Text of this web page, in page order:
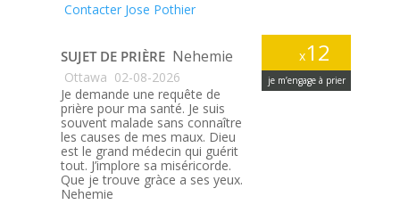
Contacter Jose Pothier
x12
je m’engage à prier
SUJET DE PRIÈRE Nehemie
Ottawa 02-08-2026
Je demande une requête de
prière pour ma santé. Je suis
souvent malade sans connaître
les causes de mes maux. Dieu
est le grand médecin qui guérit
tout. J’implore sa miséricorde.
Que je trouve gràce a ses yeux.
Nehemie